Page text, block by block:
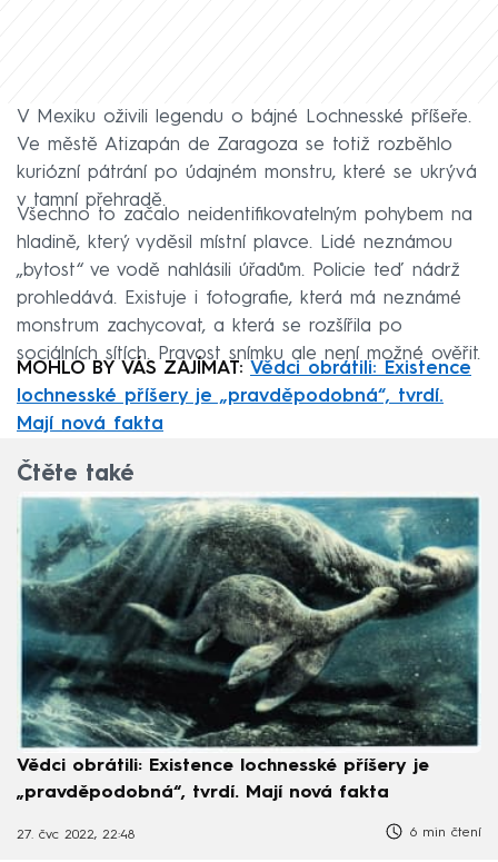
V Mexiku oživili legendu o bájné Lochnesské příšeře.
Ve městě Atizapán de Zaragoza se totiž rozběhlo
kuriózní pátrání po údajném monstru, které se ukrývá
v tamní přehradě.
Všechno to začalo neidentifikovatelným pohybem na
hladině, který vyděsil místní plavce. Lidé neznámou
„bytost“ ve vodě nahlásili úřadům. Policie teď nádrž
prohledává. Existuje i fotografie, která má neznámé
monstrum zachycovat, a která se rozšířila po
sociálních sítích. Pravost snímku ale není možné ověřit.
MOHLO BY VÁS ZAJÍMAT: Vědci obrátili: Existence
lochnesské příšery je „pravděpodobná“, tvrdí.
Mají nová fakta
Čtěte také
Vědci obrátili: Existence lochnesské příšery je
„pravděpodobná“, tvrdí. Mají nová fakta
27. čvc 2022, 22:48 6 min čtení